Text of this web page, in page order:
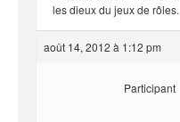
les dieux du jeux de rôles.
août 14, 2012 à 1:12 pm
Participant